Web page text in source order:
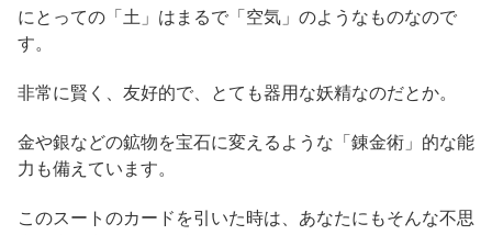
にとっての「土」はまるで「空気」のようなものなので
す。
非常に賢く、友好的で、とても器用な妖精なのだとか。
金や銀などの鉱物を宝石に変えるような「錬金術」的な能
力も備えています。
このスートのカードを引いた時は、あなたにもそんな不思